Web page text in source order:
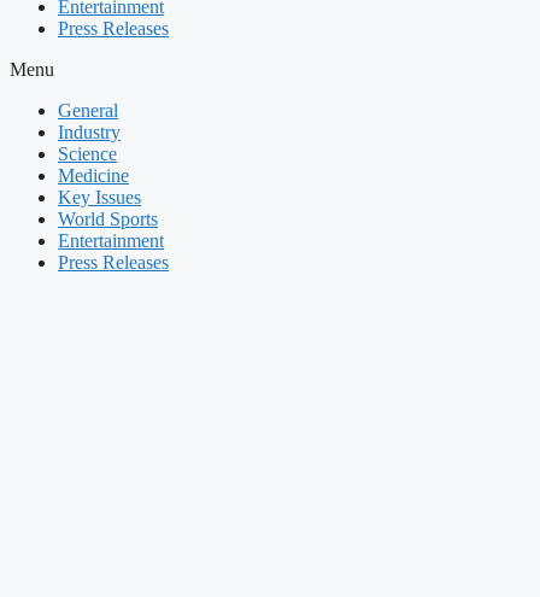
Entertainment
Press Releases
Menu
General
Industry
Science
Medicine
Key Issues
World Sports
Entertainment
Press Releases